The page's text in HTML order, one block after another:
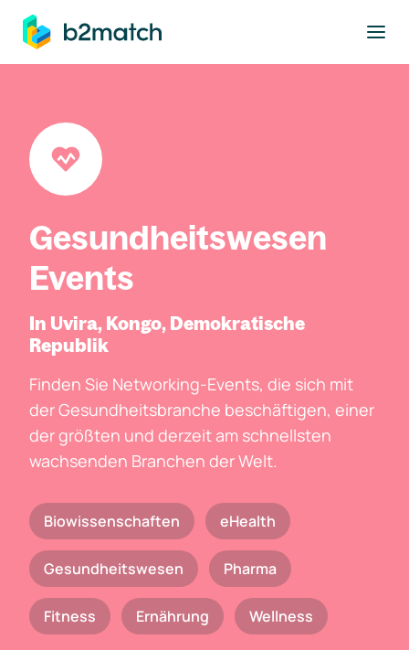
springen
Gesundheitswesen
Events
In Uvira, Kongo, Demokratische
Republik
Finden Sie Networking-Events, die sich mit
der Gesundheitsbranche beschäftigen, einer
der größten und derzeit am schnellsten
wachsenden Branchen der Welt.
Biowissenschaften eHealth
Gesundheitswesen Pharma
Fitness Ernährung Wellness